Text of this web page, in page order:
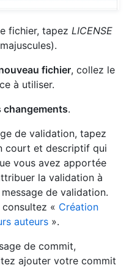
fichier, tapez LICENSE
fichier, collez le
à utiliser.
changements.
de validation, tapez
court et descriptif qui
vous avez apportée
la validation à
de validation.
consultez « Création
auteurs ».
de commit,
ajouter votre commit